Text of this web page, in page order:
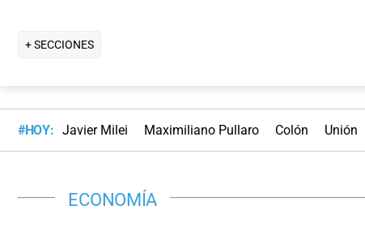
+ SECCIONES
#HOY: Javier Milei Maximiliano Pullaro Colón Unión
ECONOMÍA